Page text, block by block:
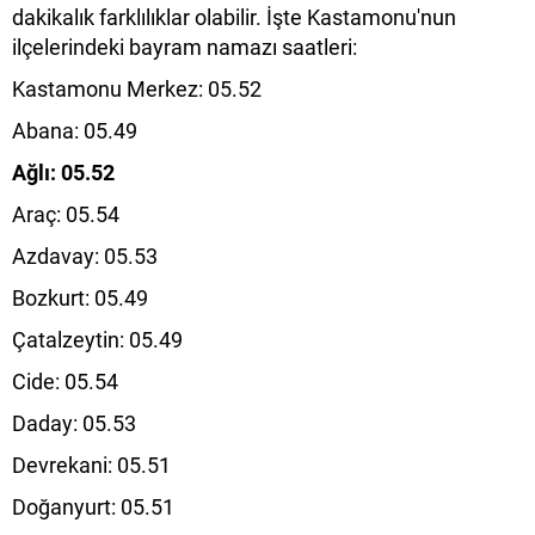
dakikalık farklılıklar olabilir. İşte Kastamonu'nun
ilçelerindeki bayram namazı saatleri:
Kastamonu Merkez: 05.52
Abana: 05.49
Ağlı: 05.52
Araç: 05.54
Azdavay: 05.53
Bozkurt: 05.49
Çatalzeytin: 05.49
Cide: 05.54
Daday: 05.53
Devrekani: 05.51
Doğanyurt: 05.51